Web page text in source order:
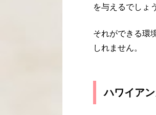
を与えるでしょ
それができる環
しれません。
ハワイア